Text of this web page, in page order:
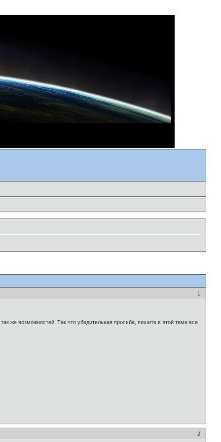
1
же возможностей. Так что убедительная просьба, пишите в этой теме все
2